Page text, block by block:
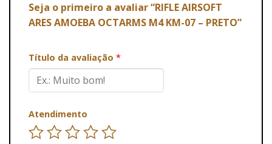
Seja o primeiro a avaliar “RIFLE AIRSOFT
ARES AMOEBA OCTARMS M4 KM-07 – PRETO”
Título da avaliação *
Atendimento